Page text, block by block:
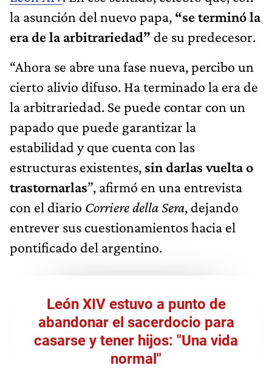
la asunción del nuevo papa, “se terminó la
era de la arbitrariedad” de su predecesor.
“Ahora se abre una fase nueva, percibo un
cierto alivio difuso. Ha terminado la era de
la arbitrariedad. Se puede contar con un
papado que puede garantizar la
estabilidad y que cuenta con las
estructuras existentes, sin darlas vuelta o
trastornarlas”, afirmó en una entrevista
con el diario Corriere della Sera, dejando
entrever sus cuestionamientos hacia el
pontificado del argentino.
León XIV estuvo a punto de
abandonar el sacerdocio para
casarse y tener hijos: "Una vida
normal"